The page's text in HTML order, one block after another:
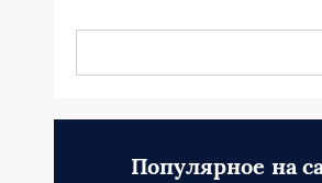
Популярное на